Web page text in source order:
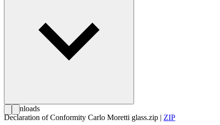
Downloads
Declaration of Conformity Carlo Moretti glass.zip | ZIP